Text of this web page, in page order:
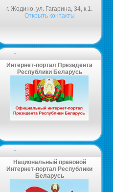
г. Жодино, ул. Гагарина, 34, к.1.
Открыть контакты
-
Интернет-портал Президента
Республики Беларусь
-
Национальный правовой
Интернет-портал Республики
Беларусь